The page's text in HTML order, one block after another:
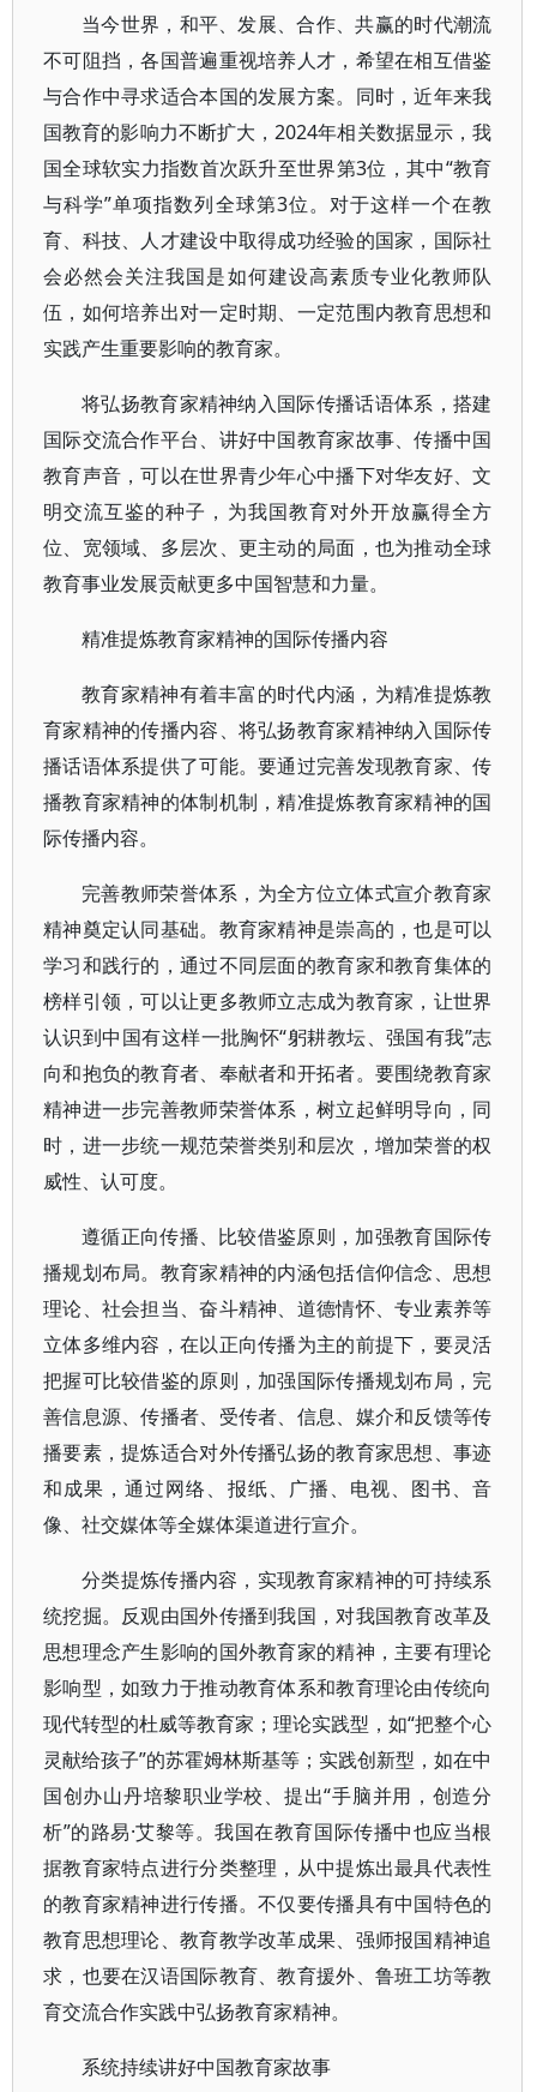
当今世界，和平、发展、合作、共赢的时代潮流
不可阻挡，各国普遍重视培养人才，希望在相互借鉴
与合作中寻求适合本国的发展方案。同时，近年来我
国教育的影响力不断扩大，2024年相关数据显示，我
国全球软实力指数首次跃升至世界第3位，其中“教育
与科学”单项指数列全球第3位。对于这样一个在教
育、科技、人才建设中取得成功经验的国家，国际社
会必然会关注我国是如何建设高素质专业化教师队
伍，如何培养出对一定时期、一定范围内教育思想和
实践产生重要影响的教育家。
将弘扬教育家精神纳入国际传播话语体系，搭建
国际交流合作平台、讲好中国教育家故事、传播中国
教育声音，可以在世界青少年心中播下对华友好、文
明交流互鉴的种子，为我国教育对外开放赢得全方
位、宽领域、多层次、更主动的局面，也为推动全球
教育事业发展贡献更多中国智慧和力量。
精准提炼教育家精神的国际传播内容
教育家精神有着丰富的时代内涵，为精准提炼教
育家精神的传播内容、将弘扬教育家精神纳入国际传
播话语体系提供了可能。要通过完善发现教育家、传
播教育家精神的体制机制，精准提炼教育家精神的国
际传播内容。
完善教师荣誉体系，为全方位立体式宣介教育家
精神奠定认同基础。教育家精神是崇高的，也是可以
学习和践行的，通过不同层面的教育家和教育集体的
榜样引领，可以让更多教师立志成为教育家，让世界
认识到中国有这样一批胸怀“躬耕教坛、强国有我”志
向和抱负的教育者、奉献者和开拓者。要围绕教育家
精神进一步完善教师荣誉体系，树立起鲜明导向，同
时，进一步统一规范荣誉类别和层次，增加荣誉的权
威性、认可度。
遵循正向传播、比较借鉴原则，加强教育国际传
播规划布局。教育家精神的内涵包括信仰信念、思想
理论、社会担当、奋斗精神、道德情怀、专业素养等
立体多维内容，在以正向传播为主的前提下，要灵活
把握可比较借鉴的原则，加强国际传播规划布局，完
善信息源、传播者、受传者、信息、媒介和反馈等传
播要素，提炼适合对外传播弘扬的教育家思想、事迹
和成果，通过网络、报纸、广播、电视、图书、音
像、社交媒体等全媒体渠道进行宣介。
分类提炼传播内容，实现教育家精神的可持续系
统挖掘。反观由国外传播到我国，对我国教育改革及
思想理念产生影响的国外教育家的精神，主要有理论
影响型，如致力于推动教育体系和教育理论由传统向
现代转型的杜威等教育家；理论实践型，如“把整个心
灵献给孩子”的苏霍姆林斯基等；实践创新型，如在中
国创办山丹培黎职业学校、提出“手脑并用，创造分
析”的路易·艾黎等。我国在教育国际传播中也应当根
据教育家特点进行分类整理，从中提炼出最具代表性
的教育家精神进行传播。不仅要传播具有中国特色的
教育思想理论、教育教学改革成果、强师报国精神追
求，也要在汉语国际教育、教育援外、鲁班工坊等教
育交流合作实践中弘扬教育家精神。
系统持续讲好中国教育家故事